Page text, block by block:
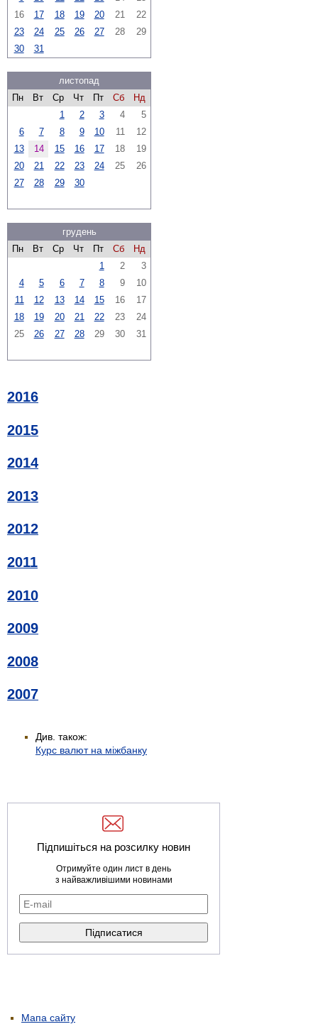
16
17 18 19 20 21
22
23
24 25 26 27 28
29
30
31
листопад
Пн
Вт Ср Чт Пт Сб
Нд
1
2 3 4
5
6
7 8 9 10 11
12
13
14 15 16 17 18
19
20
21 22 23 24 25
26
27
28 29 30
грудень
Пн
Вт Ср Чт Пт Сб
Нд
1
2
3
4
5 6 7 8 9
10
11
12 13 14 15 16
17
18
19 20 21 22 23
24
25
26 27 28 29 30 31
2016
2015
2014
2013
2012
2011
2010
2009
2008
2007
Див. також:
Курс валют на міжбанку
Підпишіться на розсилку новин
Отримуйте один лист в день
з найважливішими новинами
Мапа сайту